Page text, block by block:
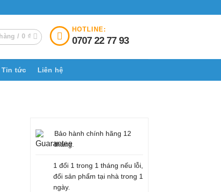
/ 0 ₫
HOTLINE:
0707 22 77 93
Tin tức Liên hệ
Bảo hành chính hãng 12
tháng.
1 đổi 1 trong 1 tháng nếu lỗi,
đổi sản phẩm tại nhà trong 1
ngày.